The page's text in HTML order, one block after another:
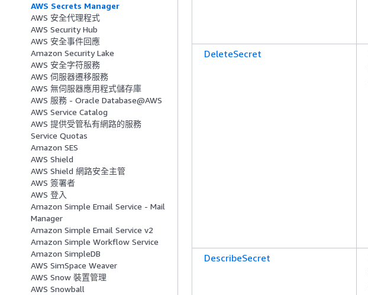
AWS Secrets Manager
AWS 安全代理程式
AWS Security Hub
AWS 安全事件回應
Amazon Security Lake
AWS 安全字符服務
AWS 伺服器遷移服務
AWS 無伺服器應用程式儲存庫
AWS 服務 - Oracle Database@AWS
AWS Service Catalog
AWS 提供受管私有網路的服務
Service Quotas
Amazon SES
AWS Shield
AWS Shield 網路安全主管
AWS 簽署者
AWS 登入
Amazon Simple Email Service - Mail
Manager
Amazon Simple Email Service v2
Amazon Simple Workflow Service
Amazon SimpleDB
AWS SimSpace Weaver
AWS Snow 裝置管理
AWS Snowball
DeleteSecret
DescribeSecret